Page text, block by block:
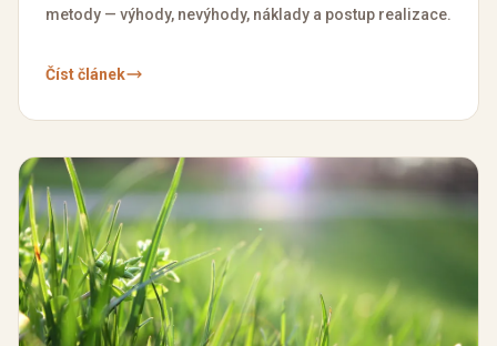
metody — výhody, nevýhody, náklady a postup realizace.
Číst článek